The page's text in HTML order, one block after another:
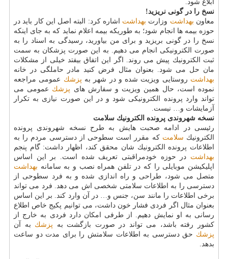
ابلاغ شود.
نسخ را در گونی نریزید!
معاون بهداشت وزارت بهداشت اشاره كرد: البته اصل این كار باید در
حوزه بیمه ها انجام شود؛ به طوریكه بیمه اعلام نماید كه به جای اینكه
نسخ را در گونی بریزید و برای من بیاورید، رسیدگی به اسناد را به
صورت الكترونیكی انجام می دهیم. به این صورت پزشكان به سمت
ثبت الكترونیك پیش می روند. اگر این اتفاق بیفتد خیلی از مشكلات
مان حل می شود. بعنوان مثال فرض كنید مادر حاملگی در خانه
بهداشت روستایی ویزیت شده و در شهر به پزشك عمومی مراجعه
نموده است، حال همین ویزیت و سفارش های پزشك عمومی می
تواند وارد پرونده الكترونیكی شود و در این صورت نیازی به تكرار
آزمایشات و… نیست.
نسخه شهروندی پرونده الكترونیك سلامت
رئیسی در ادامه صحبت هایش به طرح نسخه شهروندی پرونده
الكترونیك سلامت كه مقرر است سطوحی از دسترسی مردم را به
اطلاعات پرونده الكترونیك شان محقق كند، اظهار داشت: گام پنجم
بهداشت در حوزه خودمراقبتی تعریف شده است. بر این اساس
اپلیكیشن موبایلی را كه در تلفن همراه نصب و به سامانه بهداشت
متصل می شود، طراحی و راه اندازی شده و به فرد سطوحی از
دسترسی را به اطلاعات سلامتی شخصی اش می دهد. فرد می تواند
برخی اطلاعات را مانند سن، جنس و… در آن وارد كند. بر این اساس
بعنوان مثال اگر فردی فشار خون داشت، می توانیم پكیج خاص اطلاع
رسانی به او نمایش دهیم. از طرفی امكان دارد فردی به خارج از
كشور رفته باشد، می تواند در صورت بازگشت به پزشك به آن
پزشك حق دسترسی به اطلاعات سلامتش را برای مدت دو ساعت
بدهد.